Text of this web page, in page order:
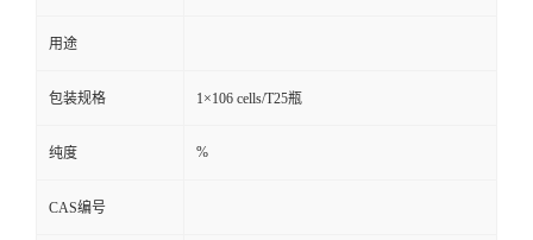
用途
包装规格 1×106 cells/T25瓶
纯度 %
CAS编号